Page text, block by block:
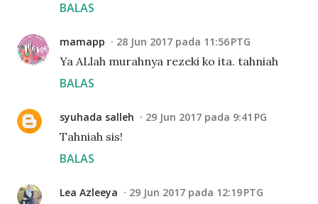
BALAS
mamapp 28 Jun 2017 pada 11:56 PTG
Ya ALlah murahnya rezeki ko ita. tahniah
BALAS
syuhada salleh 29 Jun 2017 pada 9:41 PG
Tahniah sis!
BALAS
Lea Azleeya 29 Jun 2017 pada 12:19 PTG